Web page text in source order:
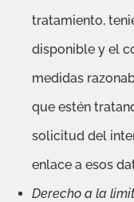
tratamiento,
disponible y el
medidas
que estén
solicitud del
enlace a esos
Derecho a la